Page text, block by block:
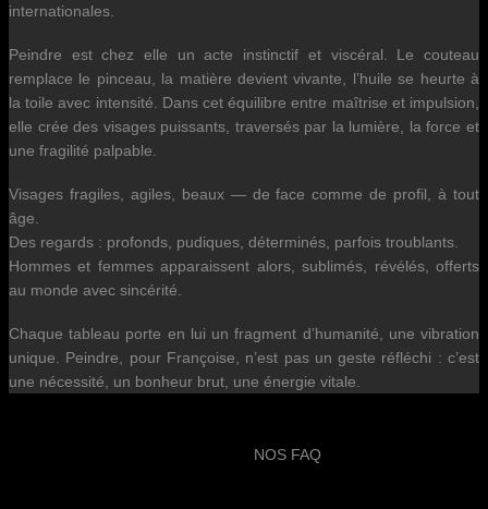
internationales.
Peindre est chez elle un acte instinctif et viscéral. Le couteau
remplace le pinceau, la matière devient vivante, l’huile se heurte à
la toile avec intensité. Dans cet équilibre entre maîtrise et impulsion,
elle crée des visages puissants, traversés par la lumière, la force et
une fragilité palpable.
Visages fragiles, agiles, beaux — de face comme de profil, à tout
âge.
Des regards : profonds, pudiques, déterminés, parfois troublants.
Hommes et femmes apparaissent alors, sublimés, révélés, offerts
au monde avec sincérité.
Chaque tableau porte en lui un fragment d’humanité, une vibration
unique. Peindre, pour Françoise, n’est pas un geste réfléchi : c’est
une nécessité, un bonheur brut, une énergie vitale.
NOS FAQ